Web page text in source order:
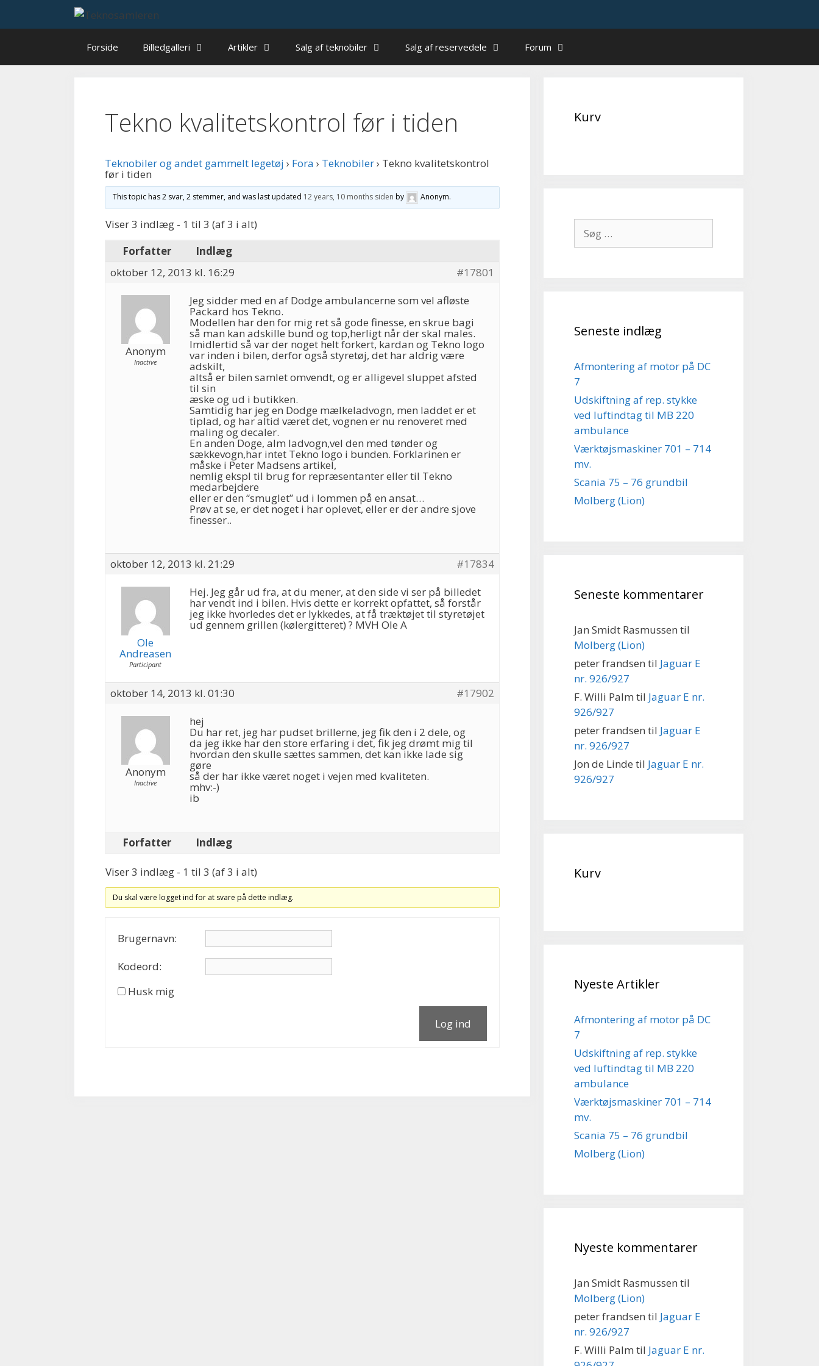
Forside Billedgalleri Artikler Salg af teknobiler Salg af reservedele Forum
Tekno kvalitetskontrol før i tiden
Teknobiler og andet gammelt legetøj › Fora › Teknobiler› Tekno kvalitetskontrol
før i tiden
This topic has 2 svar, 2 stemmer, and was last updated 12 years, 10 months siden by Anonym.
Viser 3 indlæg - 1 til 3 (af 3 i alt)
Forfatter
Indlæg
oktober 12, 2013 kl. 16:29
#17801
Anonym
Inactive
Jeg sidder med en af Dodge ambulancerne som vel afløste
Packard hos Tekno.
Modellen har den for mig ret så gode finesse, en skrue bagi
så man kan adskille bund og top,herligt når der skal males.
Imidlertid så var der noget helt forkert, kardan og Tekno logo
var inden i bilen, derfor også styretøj, det har aldrig være
adskilt,
altså er bilen samlet omvendt, og er alligevel sluppet afsted
til sin
æske og ud i butikken.
Samtidig har jeg en Dodge mælkeladvogn, men laddet er et
tiplad, og har altid været det, vognen er nu renoveret med
maling og decaler.
En anden Doge, alm ladvogn,vel den med tønder og
sækkevogn,har intet Tekno logo i bunden. Forklarinen er
måske i Peter Madsens artikel,
nemlig ekspl til brug for repræsentanter eller til Tekno
medarbejdere
eller er den “smuglet” ud i lommen på en ansat…
Prøv at se, er det noget i har oplevet, eller er der andre sjove
finesser..
oktober 12, 2013 kl. 21:29 #17834
Ole
Andreasen
Participant
Hej. Jeg går ud fra, at du mener, at den side vi ser på billedet
har vendt ind i bilen. Hvis dette er korrekt opfattet, så forstår
jeg ikke hvorledes det er lykkedes, at få træktøjet til styretøjet
ud gennem grillen (kølergitteret) ? MVH Ole A
oktober 14, 2013 kl. 01:30 #17902
Anonym
Inactive
hej
Du har ret, jeg har pudset brillerne, jeg fik den i 2 dele, og
da jeg ikke har den store erfaring i det, fik jeg drømt mig til
hvordan den skulle sættes sammen, det kan ikke lade sig
gøre
så der har ikke været noget i vejen med kvaliteten.
mhv:-)
ib
Forfatter Indlæg
Viser 3 indlæg - 1 til 3 (af 3 i alt)
Du skal være logget ind for at svare på dette indlæg.
Brugernavn:
Kodeord:
Husk mig
Log ind
Kurv
efter:
Seneste indlæg
Afmontering af motor på DC
7
Udskiftning af rep. stykke
ved luftindtag til MB 220
ambulance
Værktøjsmaskiner 701 – 714
mv.
Scania 75 – 76 grundbil
Molberg (Lion)
Seneste kommentarer
Jan Smidt Rasmussen til
Molberg (Lion)
peter frandsen til Jaguar E
nr. 926/927
F. Willi Palm til Jaguar E nr.
926/927
peter frandsen til Jaguar E
nr. 926/927
Jon de Linde til Jaguar E nr.
926/927
Kurv
Nyeste Artikler
Afmontering af motor på DC
7
Udskiftning af rep. stykke
ved luftindtag til MB 220
ambulance
Værktøjsmaskiner 701 – 714
mv.
Scania 75 – 76 grundbil
Molberg (Lion)
Nyeste kommentarer
Jan Smidt Rasmussen til
Molberg (Lion)
peter frandsen til Jaguar E
nr. 926/927
F. Willi Palm til Jaguar E nr.